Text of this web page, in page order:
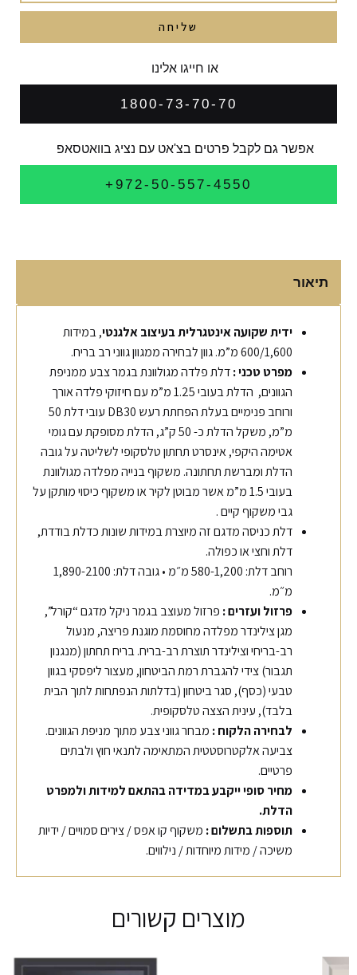
שליחה
או חייגו אלינו
1800-73-70-70
אפשר גם לקבל פרטים בצ'אט עם נציג בוואטסאפ
972-50-557-4550+
תיאור
ידית שקועה אינטגרלית בעיצוב אלגנטי, במידות
600/1,600 מ”מ. גוון לבחירה ממגוון גווני רב בריח.
מפרט טכני:דלת פלדה מגולוונת בגמר צבע ממניפת
הגוונים, הדלת בעובי 1.25 מ”מ עם חיזוקי פלדה אורך
ורוחב פנימיים בעלת הפחתת רעש DB30 עובי דלת 50
מ”מ, משקל הדלת כ- 50 ק”ג, הדלת מסופקת עם גומי
אטימה היקפי, אינסרט תחתון טלסקופי לשליטה על גובה
הדלת ומברשת תחתונה. משקוף בנייה מפלדה מגולוונת
בעובי 1.5 מ”מ אשר מבוטן לקיר או משקוף כיסוי מותקן על
גבי משקוף קיים .
דלת כניסה מדגם זה מיוצרת במידות שונות כדלת בודדת,
דלת וחצי או כפולה.
רוחב דלת: 580-1,200 מ״מ • גובה דלת: 1,890-2100
מ״מ.
פרזול ועזרים: פרזול מעוצב בגמר ניקל מדגם “קורל”,
מגן צילינדר מפלדה מחוסמת מוגנת פריצה, מנעול
רב-בריחי וצילינדר תוצרת רב-בריח. בריח תחתון (מנגנון
תגבור) צידי להגברת רמת הביטחון, מעצור ליפסקי בגוון
טבעי (כסף), סגר ביטחון (בדלתות הנפתחות לתוך הבית
בלבד), עינית הצצה טלסקופית.
לבחירה הלקוח: מבחר גווני צבע מתוך מניפת הגוונים.
צביעה אלקטרוסטטית המתאימה לתנאי חוץ ולבתים
פרטיים.
מחיר סופי ייקבע במדידה בהתאם למידות ולמפרט
הדלת.
תוספות בתשלום: משקוף קו אפס / צירים סמויים / ידיות
משיכה / מידות מיוחדות / נילווים.
מוצרים קשורים